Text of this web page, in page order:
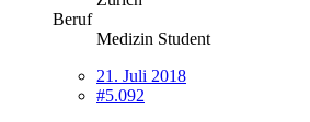
Beruf
Medizin Student
21. Juli 2018
#5.092